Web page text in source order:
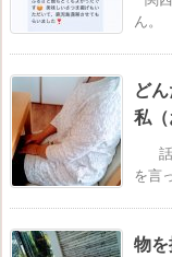
ん。
ど
私（
話
を言
物